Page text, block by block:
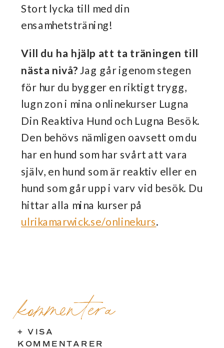
Stort lycka till med din
ensamhetsträning!
Vill du ha hjälp att ta träningen till
nästa nivå?Jag går igenom stegen
för hur du bygger en riktigt trygg,
lugn zon i mina onlinekurser Lugna
Din Reaktiva Hund och Lugna Besök.
Den behövs nämligen oavsett om du
har en hund som har svårt att vara
själv, en hund som är reaktiv eller en
hund som går upp i varv vid besök. Du
hittar alla mina kurser på
ulrikamarwick.se/onlinekurs.
+ VISA
KOMMENTARER
kommentera